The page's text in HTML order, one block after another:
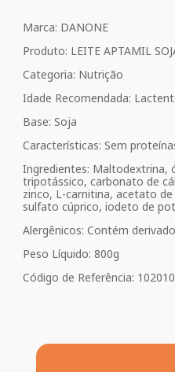
Marca: DANONE
Produto: LEITE APTAMIL
Categoria: Nutrição
Idade Recomendada:
Base: Soja
Características: Sem
Ingredientes: Maltodextrina,
tripotássico, carbonato de
zinco, L-carnitina, acetato
sulfato cúprico, iodeto de
Alergênicos: Contém
Peso Líquido: 800g
Código de Referência: